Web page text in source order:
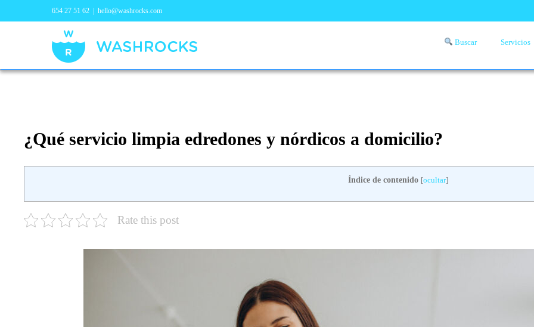
654 27 51 62 | hello@washrocks.com
Buscar Servicios
¿Qué servicio limpia edredones y nórdicos a domicilio?
Índice de contenido [ocultar]
Rate this post